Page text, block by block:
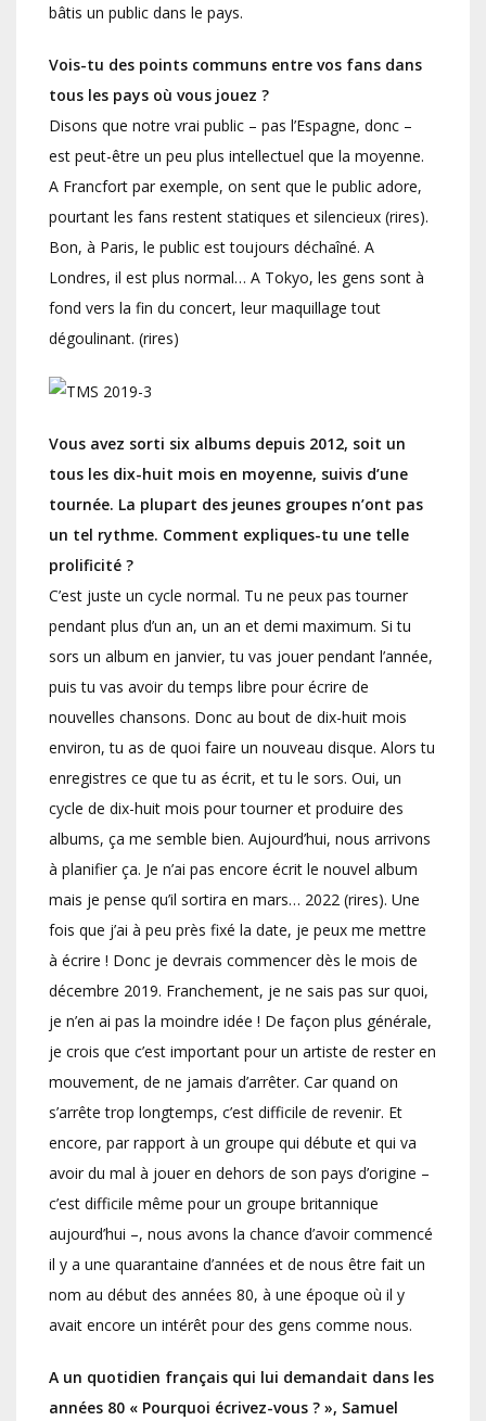
bâtis un public dans le pays.
Vois-tu des points communs entre vos fans dans
tous les pays où vous jouez ?
Disons que notre vrai public – pas l’Espagne, donc –
est peut-être un peu plus intellectuel que la moyenne.
A Francfort par exemple, on sent que le public adore,
pourtant les fans restent statiques et silencieux (rires).
Bon, à Paris, le public est toujours déchaîné. A
Londres, il est plus normal… A Tokyo, les gens sont à
fond vers la fin du concert, leur maquillage tout
dégoulinant. (rires)
Vous avez sorti six albums depuis 2012, soit un
tous les dix-huit mois en moyenne, suivis d’une
tournée. La plupart des jeunes groupes n’ont pas
un tel rythme. Comment expliques-tu une telle
prolificité ?
C’est juste un cycle normal. Tu ne peux pas tourner
pendant plus d’un an, un an et demi maximum. Si tu
sors un album en janvier, tu vas jouer pendant l’année,
puis tu vas avoir du temps libre pour écrire de
nouvelles chansons. Donc au bout de dix-huit mois
environ, tu as de quoi faire un nouveau disque. Alors tu
enregistres ce que tu as écrit, et tu le sors. Oui, un
cycle de dix-huit mois pour tourner et produire des
albums, ça me semble bien. Aujourd’hui, nous arrivons
à planifier ça. Je n’ai pas encore écrit le nouvel album
mais je pense qu’il sortira en mars… 2022 (rires). Une
fois que j’ai à peu près fixé la date, je peux me mettre
à écrire ! Donc je devrais commencer dès le mois de
décembre 2019. Franchement, je ne sais pas sur quoi,
je n’en ai pas la moindre idée ! De façon plus générale,
je crois que c’est important pour un artiste de rester en
mouvement, de ne jamais d’arrêter. Car quand on
s’arrête trop longtemps, c’est difficile de revenir. Et
encore, par rapport à un groupe qui débute et qui va
avoir du mal à jouer en dehors de son pays d’origine –
c’est difficile même pour un groupe britannique
aujourd’hui –, nous avons la chance d’avoir commencé
il y a une quarantaine d’années et de nous être fait un
nom au début des années 80, à une époque où il y
avait encore un intérêt pour des gens comme nous.
A un quotidien français qui lui demandait dans les
années 80 « Pourquoi écrivez-vous ? », Samuel